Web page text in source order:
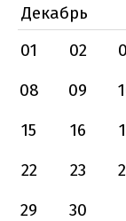
Декабрь
01
02
08
09
15
16
22
23
29
30